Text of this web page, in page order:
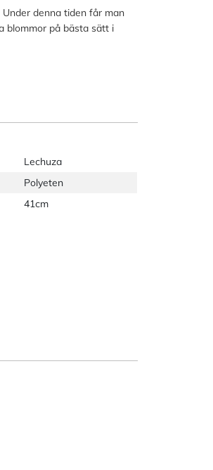
denna tiden får man
blommor på bästa sätt i
Lechuza
Polyeten
41cm